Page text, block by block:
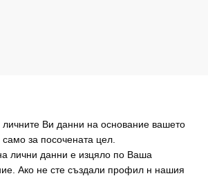
Ви данни на основание вашето
за посочената цел.
лични данни е изцяло по Ваша
Ако не сте създали профил н нашия